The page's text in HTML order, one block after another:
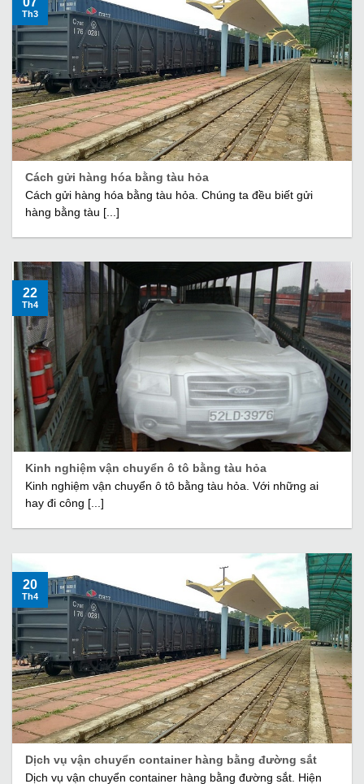
Cách gửi hàng hóa bằng tàu hỏa
Cách gửi hàng hóa bằng tàu hỏa. Chúng ta đều biết gửi
hàng bằng tàu [...]
Th3
Kinh nghiệm vận chuyển ô tô bằng tàu hỏa
Kinh nghiệm vận chuyển ô tô bằng tàu hỏa. Với những ai
hay đi công [...]
22
Th4
Dịch vụ vận chuyển container hàng bằng đường sắt
Dịch vụ vận chuyển container hàng bằng đường sắt. Hiện
20
Th4